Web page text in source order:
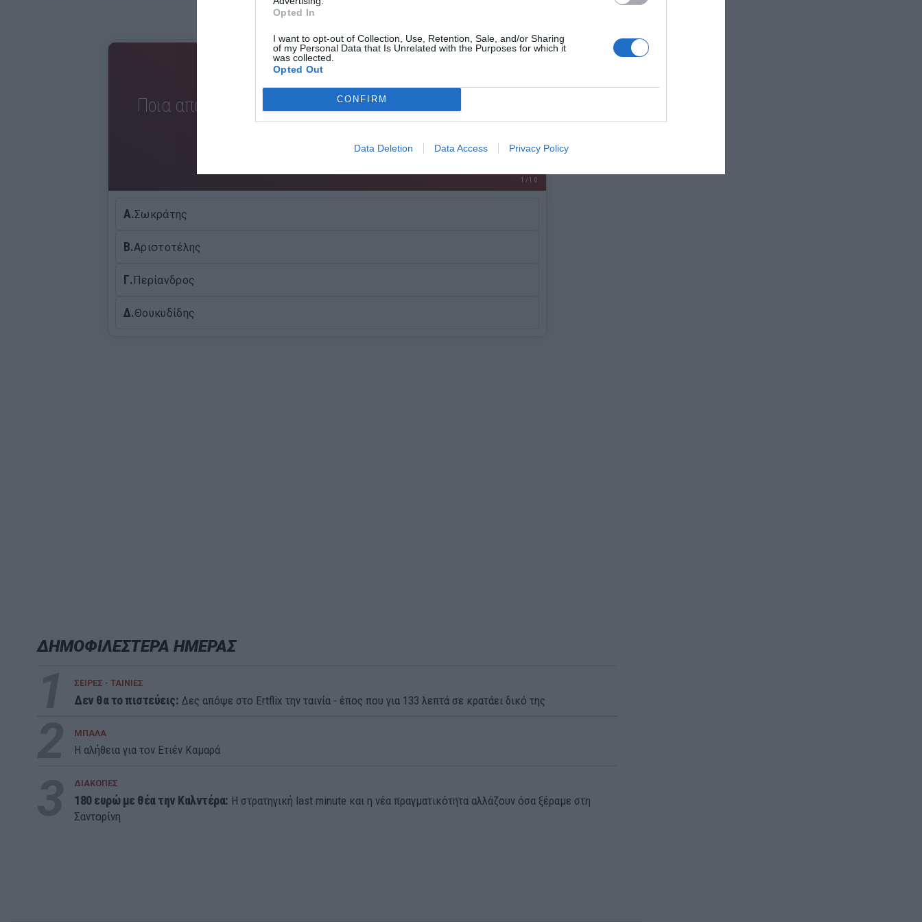
Opted In
I want to opt-out of Collection, Use, Retention, Sale, and/or Sharing
of my Personal Data that Is Unrelated with the Purposes for which it
was collected.
Opted Out
CONFIRM
Data Deletion Data Access Privacy Policy
1/10
Ποια από τις παρακάτω προσωπικότητες δεν έζησε
Α.Σωκράτης
Β.Αριστοτέλης
Γ. Περίανδρος
Δ.Θουκυδίδης
ΔΗΜΟΦΙΛΕΣΤΕΡΑ ΗΜΕΡΑΣ
ΣΕΙΡΕΣ - ΤΑΙΝΙΕΣ
Δεν θα το πιστεύεις: Δες απόψε στο Ertflix την ταινία - έπος που για 133 λεπτά σε κρατάει δικό της
ΜΠΑΛΑ
Η αλήθεια για τον Ετιέν Καμαρά
ΔΙΑΚΟΠΕΣ
180 ευρώ με θέα την Καλντέρα: Η στρατηγική last minute και η νέα πραγματικότητα αλλάζουν όσα ξέραμε στη
Σαντορίνη